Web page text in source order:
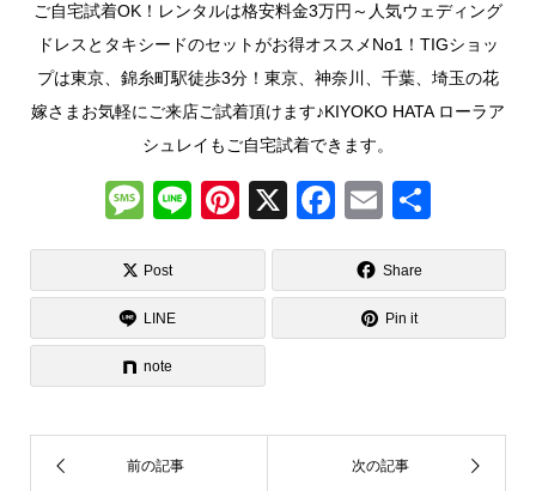
ご自宅試着OK！レンタルは格安料金3万円～人気ウェディング
ドレスとタキシードのセットがお得オススメNo1！TIGショッ
プは東京、錦糸町駅徒歩3分！東京、神奈川、千葉、埼玉の花
嫁さまお気軽にご来店ご試着頂けます♪KIYOKO HATA ローラア
シュレイもご自宅試着できます。
M
e
ss
a
g
e
Li
n
Pi
nt
st
X
F
a
c
e
b
o
k
E
m
ail
有
Post Share
LINE Pin it
note